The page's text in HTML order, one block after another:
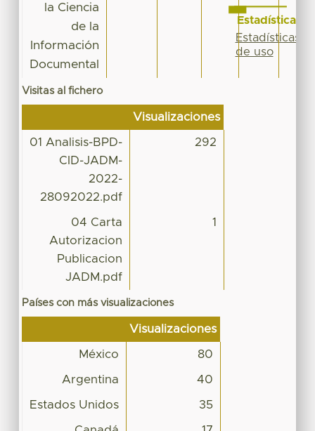
la Ciencia
de la
Información
Documental
Visitas al fichero
Visualizaciones
01 Analisis-BPD-
CID-JADM-
2022-
28092022.pdf
292
04 Carta
Autorizacion
Publicacion
JADM.pdf
1
Países con más visualizaciones
Visualizaciones
México 80
Argentina 40
Estados Unidos 35
Estadísticas
Estadísticas
de uso